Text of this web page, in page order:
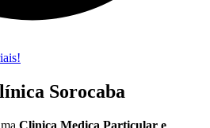
Sorocaba